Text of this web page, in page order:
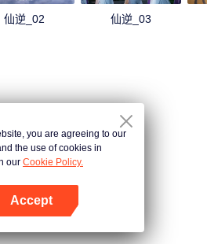
仙逆_02 仙逆_03
场版 神临之战
领主动漫
you are agreeing to our
the use of cookies in
our Cookie Policy.
Accept